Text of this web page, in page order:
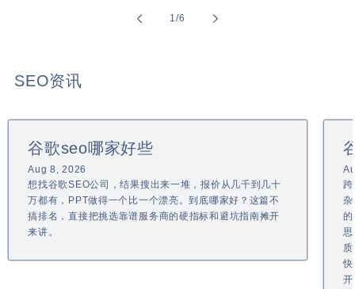
1/of
6
SEO资讯
谷歌seo哪家好些
Aug 8, 2026
想找谷歌SEO公司，结果搜出来一堆，报价从几千到几十
万都有，PPT做得一个比一个漂亮。到底哪家好？这篇不
搞排名，直接把挑选靠谱服务商的硬指标和避坑指南摊开
来讲。
跨
杂
的
思
快
开